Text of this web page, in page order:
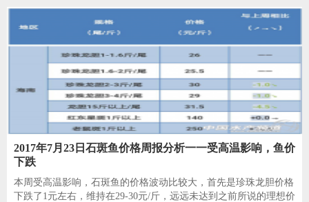
2017年7月23日石斑鱼价格周报分析一一受高温影响，鱼价
下跌
本周受高温影响，石斑鱼的价格波动比较大，首先是珍珠龙胆价格
下跌了1元左右，维持在29-30元/斤，远远未达到之前所说的理想价